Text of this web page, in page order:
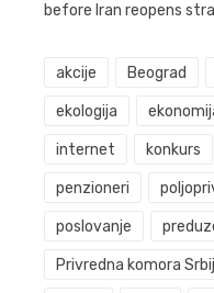
before Iran reopens
akcije Beograd
ekologija
internet konkurs
penzioneri
poslovanje
Privredna komora